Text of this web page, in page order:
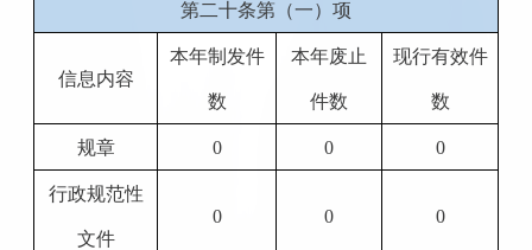
第二十条第（一）项
信息内容
本年制发件
数
本年废止
件数
现行有效件
数
规章 0 0 0
行政规范性
文件
0 0 0